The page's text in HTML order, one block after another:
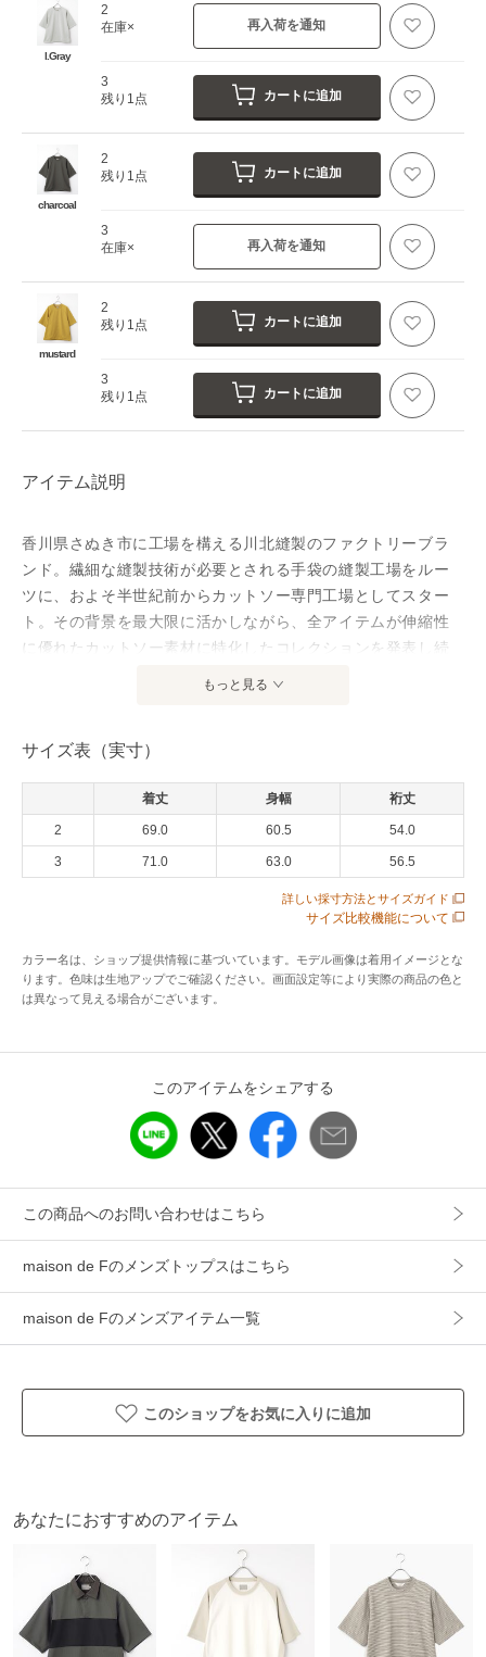
l.Gray
2
在庫×
再入荷を通知
3
残り1点
カートに追加
charcoal
2
残り1点
カートに追加
3
在庫×
再入荷を通知
mustard
2
残り1点
カートに追加
3
残り1点
カートに追加
アイテム説明
香川県さぬき市に工場を構える川北縫製のファクトリーブラ
ンド。繊細な縫製技術が必要とされる手袋の縫製工場をルー
ツに、およそ半世紀前からカットソー専門工場としてスター
ト。その背景を最大限に活かしながら、全アイテムが伸縮性
に優れたカットソー素材に特化したコレクションを発表し続
リサイクルポリエステルで編み立てたダブルフェイス素材を
クルによって一度引き揃えの三子糸にした後に仮撚りという
工程を経て、表面の風合いに変化を出しています。ラグラン
スリーブの袖丈を少し長めに設定し、身幅にも適度なゆとり
を持たせたリラックスシルエット。裾のドローコードを絞っ
て丸みを出すこともできます。厚すぎず薄過ぎずの生地なの
アイテム情報
メンズ
カテゴリ トップス Tシャツ
素材 ポリエステル100%
製造国 詳細は下記よりお問い合わせください
もっと見る
サイズ表（実寸）
着丈 身幅 裄丈
2 69.0 60.5 54.0
3 71.0 63.0 56.5
詳しい採寸方法とサイズガイド
サイズ比較機能について
カラー名は、ショップ提供情報に基づいています。モデル画像は着用イメージとな
ります。色味は生地アップでご確認ください。画面設定等により実際の商品の色と
は異なって見える場合がございます。
このアイテムをシェアする
この商品へのお問い合わせはこちら
maison de Fのメンズトップスはこちら
maison de Fのメンズアイテム一覧
このショップをお気に入りに追加
あなたにおすすめのアイテム